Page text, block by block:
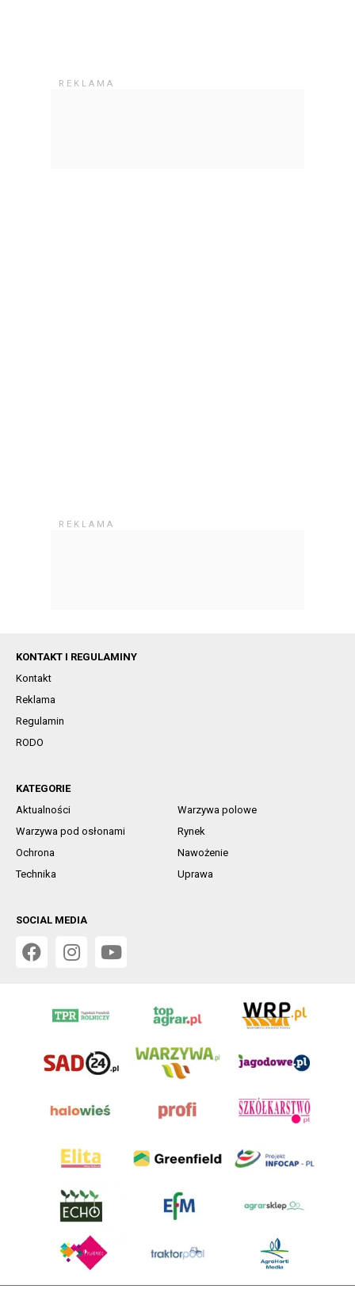
KONTAKT I REGULAMINY
Kontakt
Reklama
Regulamin
RODO
KATEGORIE
Aktualności
Warzywa polowe
Warzywa pod osłonami
Rynek
Ochrona
Nawożenie
Technika
Uprawa
SOCIAL MEDIA